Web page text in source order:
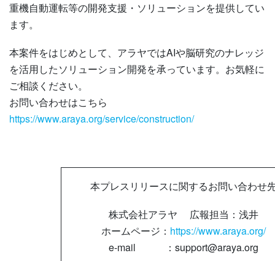
重機自動運転等の開発支援・ソリューションを提供してい
ます。
本案件をはじめとして、アラヤではAIや脳研究のナレッジ
を活用したソリューション開発を承っています。お気軽に
ご相談ください。
お問い合わせはこちら
https://www.araya.org/service/construction/
本プレスリリースに関するお問い合わせ
株式会社アラヤ 広報担当：浅井
ホームページ： https://www.araya.org/
e-mail ：support@araya.org